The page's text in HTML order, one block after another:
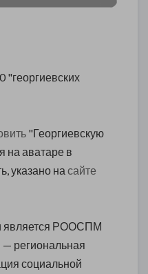
"георгиевских
"Георгиевскую
на аватаре в
указано на сайте
является РООСПМ
региональная
социальной